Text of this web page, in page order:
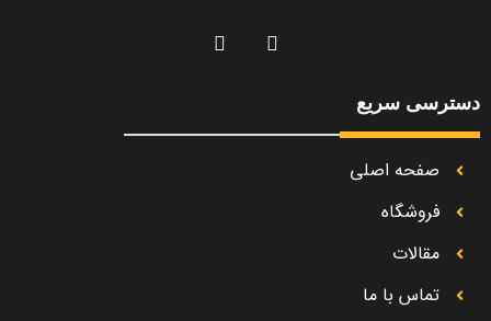
دسترسی سریع
صفحه اصلی
فروشگاه
مقالات
تماس با ما